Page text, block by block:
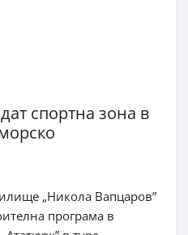
спортна зона в
„Никола Вапцаров”
програма в